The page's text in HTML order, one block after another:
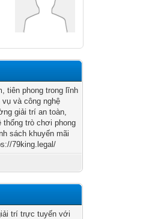
tiên phong trong lĩnh
và công nghệ
giải trí an toàn,
thống trò chơi phong
sách khuyến mãi
79king.legal/
trí trực tuyến với